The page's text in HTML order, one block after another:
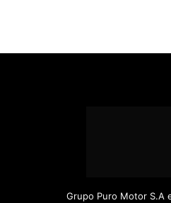
Grupo Puro Motor S.A